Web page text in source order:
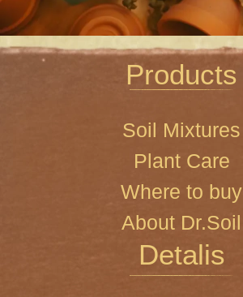
Products
Soil Mixtures
Plant Care
Where to buy
About Dr.Soil
Detalis